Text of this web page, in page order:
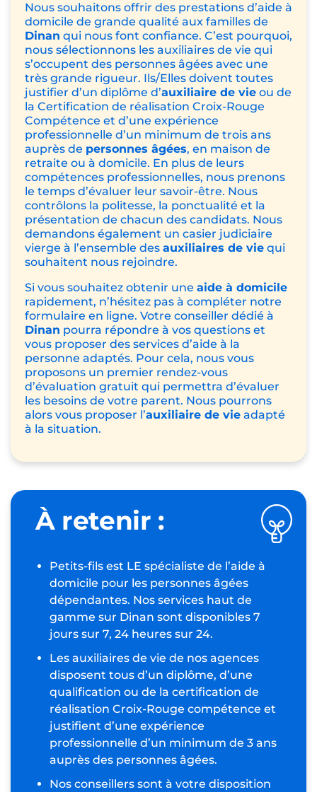
Nous souhaitons offrir des prestations d’aide à
domicile de grande qualité aux familles de
Dinan qui nous font confiance. C’est pourquoi,
nous sélectionnons les auxiliaires de vie qui
s’occupent des personnes âgées avec une
très grande rigueur. Ils/Elles doivent toutes
justifier d’un diplôme d’auxiliaire de vie ou de
la Certification de réalisation Croix-Rouge
Compétence et d’une expérience
professionnelle d’un minimum de trois ans
auprès de personnes âgées, en maison de
retraite ou à domicile. En plus de leurs
compétences professionnelles, nous prenons
le temps d’évaluer leur savoir-être. Nous
contrôlons la politesse, la ponctualité et la
présentation de chacun des candidats. Nous
demandons également un casier judiciaire
vierge à l’ensemble des auxiliaires de vie qui
souhaitent nous rejoindre.
Si vous souhaitez obtenir une aide à domicile
rapidement, n’hésitez pas à compléter notre
formulaire en ligne. Votre conseiller dédié à
Dinan pourra répondre à vos questions et
vous proposer des services d’aide à la
personne adaptés. Pour cela, nous vous
proposons un premier rendez-vous
d’évaluation gratuit qui permettra d’évaluer
les besoins de votre parent. Nous pourrons
alors vous proposer l’auxiliaire de vie adapté
à la situation.
À retenir :
Petits-fils est LE spécialiste de l’aide à
domicile pour les personnes âgées
dépendantes. Nos services haut de
gamme sur Dinan sont disponibles 7
jours sur 7, 24 heures sur 24.
Les auxiliaires de vie de nos agences
disposent tous d’un diplôme, d’une
qualification ou de la certification de
réalisation Croix-Rouge compétence et
justifient d’une expérience
professionnelle d’un minimum de 3 ans
auprès des personnes âgées.
Nos conseillers sont à votre disposition